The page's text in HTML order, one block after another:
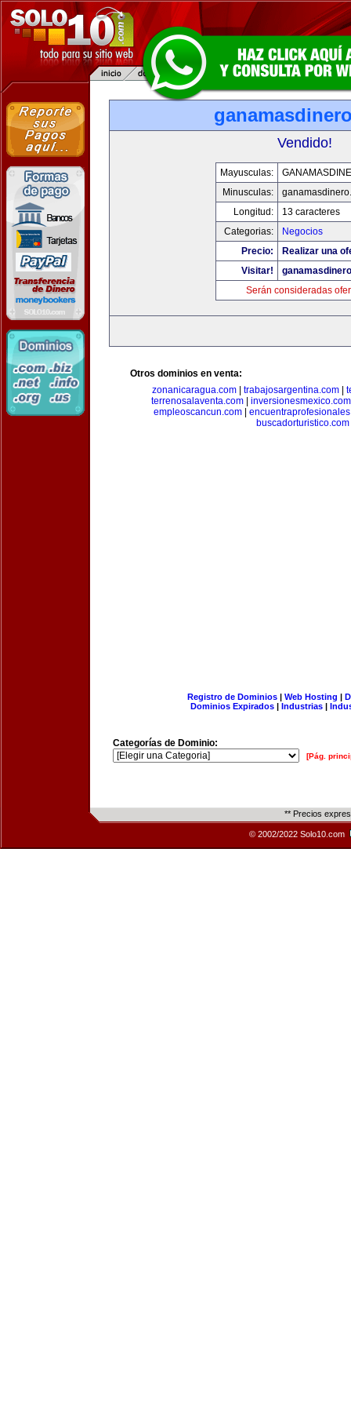
Vendido!
Mayusculas:
Minusculas:
Longitud:
13 caracteres
Categorias:
Negocios
Precio:
Realizar una
Visitar!
Serán consideradas
Otros dominios en venta:
zonanicaragua.com
trabajosargentina.com
terrenosalaventa.com| inversionesmexico.com
empleoscancun.com
buscadorturistico.com
Registro de Dominios| Web Hosting |
Dominios Expirados | Industrias |
Categorías de Dominio:
[Pág.
** Precios
© 2002/2022 Solo10.com